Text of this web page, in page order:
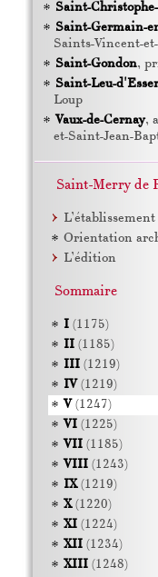
Saint-
Saint-Germain-
Saints-Vincent-
Saint-Gondon,
Saint-Leu-
Loup
Vaux-de-Cernay,
et-Saint-Jean-
Saint-Merry de
L’établissement
Orientation
L’édition
Sommaire
I(1175)
II(1185)
III(1219)
IV(1219)
V(1247)
VI(1225)
VII(1185)
VIII(1243)
IX(1219)
X(1220)
XI(1224)
XII(1234)
XIII(1248)